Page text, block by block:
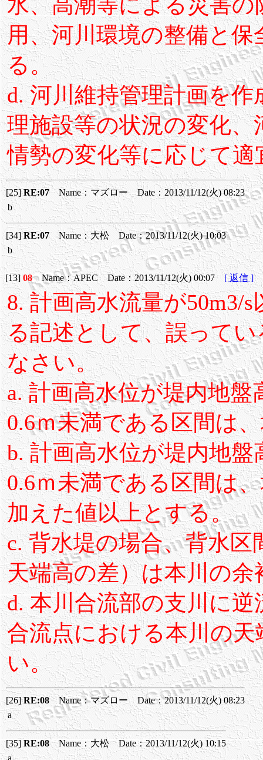
用、河川環境の整備と
る。
d. 河川維持管理計画を
理施設等の状況の変化
情勢の変化等に応じて
[25]RE:07Name：マズロー Date：2013/11/12(火) 08:23
b
[34]RE:07Name：大松 Date：2013/11/12(火) 10:03
b
[13]08Name：APEC Date：2013/11/12(火) 00:07[ 返信 ]
8. 計画高水流量が50m3/
る記述として、誤って
なさい。
a. 計画高水位が堤内地
0.6ｍ未満である区間は
b. 計画高水位が堤内地
0.6ｍ未満である区間は
加えた値以上とする。
c. 背水堤の場合、背水
天端高の差）は本川の
d. 本川合流部の支川に
合流点における本川の
い。
[26]RE:08Name：マズロー Date：2013/11/12(火) 08:23
a
[35] RE:08Name：大松 Date：2013/11/12(火) 10:15
a